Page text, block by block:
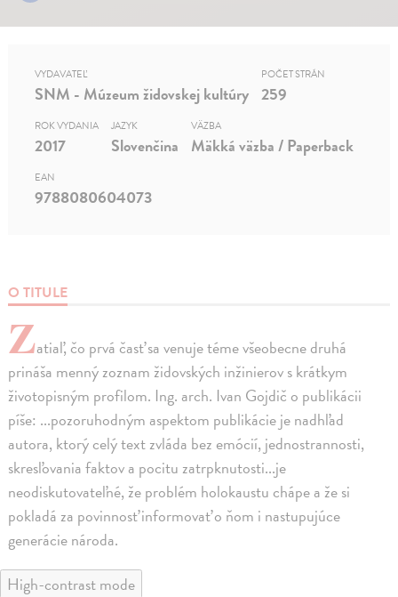
O TITULE
Zatiaľ, čo prvá časť sa venuje téme všeobecne druhá
prináša menný zoznam židovských inžinierov s krátkym
životopisným profilom. Ing. arch. Ivan Gojdič o publikácii
píše: ...pozoruhodným aspektom publikácie je nadhľad
autora, ktorý celý text zvláda bez emócií, jednostrannosti,
skresľovania faktov a pocitu zatrpknutosti...je
neodiskutovateľné, že problém holokaustu chápe a že si
pokladá za povinnosť informovať o ňom i nastupujúce
generácie národa.
VYDAVATEĽ
SNM - Múzeum židovskej kultúry
POČET STRÁN
259
ROK VYDANIA
2017
JAZYK
Slovenčina
VÄZBA
Mäkká väzba / Paperback
EAN
9788080604073
High-contrast mode